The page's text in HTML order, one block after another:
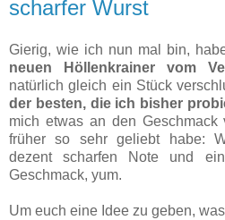
scharfer Wurst
Gierig, wie ich nun mal bin,
neuen Höllenkrainer vom
natürlich gleich ein Stück
der besten, die ich bisher
mich etwas an den
früher so sehr geliebt habe:
dezent scharfen Note und
Geschmack, yum.
Um euch eine Idee zu geben,